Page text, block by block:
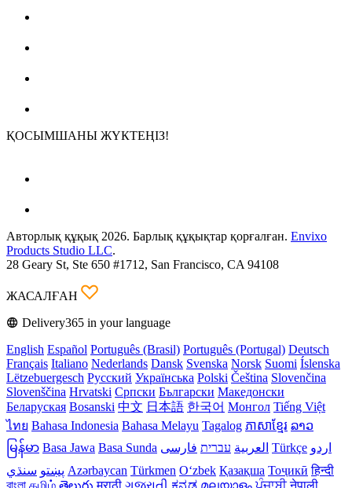
ҚОСЫМШАНЫ ЖҮКТЕҢІЗ!
Авторлық құқық 2026. Барлық құқықтар қорғалған. Envixo
Products Studio LLC.
28 Geary St, Ste 650 #1712, San Francisco, CA 94108
ЖАСАЛҒАН
Delivery365 in your language
English Español Português (Brasil) Português (Portugal) Deutsch
Français Italiano Nederlands Dansk Svenska Norsk Suomi Íslenska
Lëtzebuergesch Русский Українська Polski Čeština Slovenčina
Slovenščina Hrvatski Српски Български Македонски
Беларуская Bosanski 中文 日本語 한국어 Монгол Tiếng Việt
ไทย Bahasa Indonesia Bahasa Melayu Tagalog ភាសាខ្មែរ ລາວ
မြန်မာ Basa Jawa Basa Sunda العربية עברית فارسی Türkçe اردو
پښتو سنڌي Azərbaycan Türkmen Oʻzbek Қазақша Тоҷикӣ हिन्दी
বাংলা தமிழ் తెలుగు मराठी ગુજરાતી ಕನ್ನಡ മലയാളം ਪੰਜਾਬੀ नेपाली